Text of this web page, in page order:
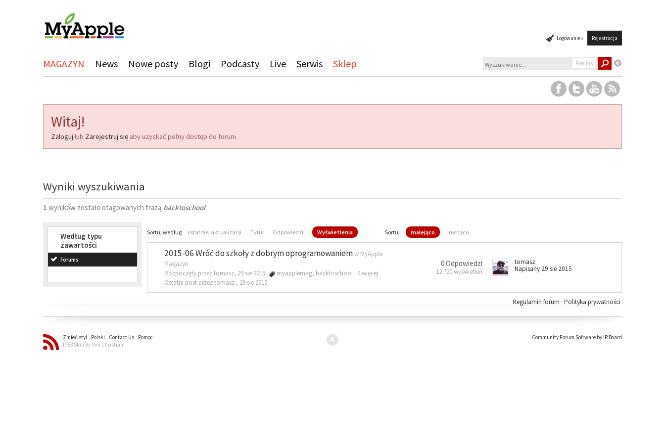
Logowanie » Rejestracja
MAGAZYN News Nowe posty Blogi Podcasty Live Serwis Sklep Forums
Witaj!
Zaloguj lub Zarejestruj się aby uzyskać pełny dostęp do forum.
Wyniki wyszukiwania
1 wyników zostało otagowanych frazą backtoschool
Według typu
zawartości
Forums
Sortuj według ostatniej aktualizacji Tytuł Odpowiedzi Wyświetlenia Sortuj malejąco rosnąco
2015-06 Wróć do szkoły z dobrym oprogramowaniemw MyApple
Magazyn
Rozpoczęty przez tomasz, 29 sie 2015
myapplemag, backtoschool i 4 więcej
Ostatni post przez tomasz , 29 sie 2015
0 Odpowiedzi
12 720 wyświetleń
tomasz
Napisany 29 sie 2015
Polityka prywatności
Regulamin forum ·
Zmień styl Polski Contact Us
Pomoc
IPB3 Skin By Tom Christian.
Community Forum Software by IP.Board